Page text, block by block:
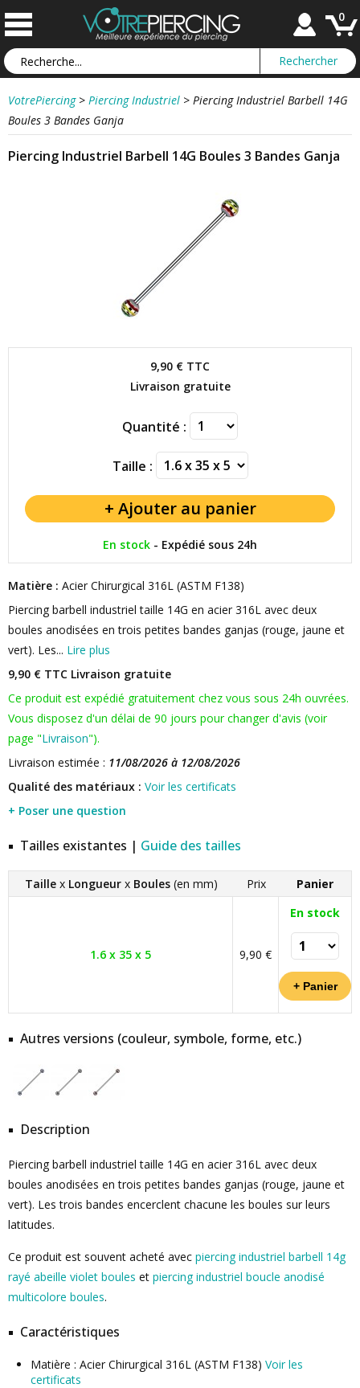
0
VotrePiercing > Piercing Industriel > Piercing Industriel Barbell 14G
Boules 3 Bandes Ganja
Piercing Industriel Barbell 14G Boules 3 Bandes Ganja
9,90 € TTC
Livraison gratuite
Quantité :
Taille :
En stock - Expédié sous 24h
Matière : Acier Chirurgical 316L (ASTM F138)
Piercing barbell industriel taille 14G en acier 316L avec deux
boules anodisées en trois petites bandes ganjas (rouge, jaune et
vert). Les... Lire plus
9,90 € TTC Livraison gratuite
Ce produit est expédié gratuitement chez vous sous 24h ouvrées.
Vous disposez d'un délai de 90 jours pour changer d'avis (voir
page "Livraison").
Livraison estimée : 11/08/2026 à 12/08/2026
Qualité des matériaux : Voir les certificats
+ Poser une question
Tailles existantes | Guide des tailles
Taille x Longueur x Boules (en mm) Prix Panier
1.6 x 35 x 5 9,90 €
En stock
Autres versions (couleur, symbole, forme, etc.)
Description
Piercing barbell industriel taille 14G en acier 316L avec deux
boules anodisées en trois petites bandes ganjas (rouge, jaune et
vert). Les trois bandes encerclent chacune les boules sur leurs
latitudes.
Ce produit est souvent acheté avec piercing industriel barbell 14g
rayé abeille violet boules et piercing industriel boucle anodisé
multicolore boules.
Caractéristiques
Matière : Acier Chirurgical 316L (ASTM F138) Voir les
certificats